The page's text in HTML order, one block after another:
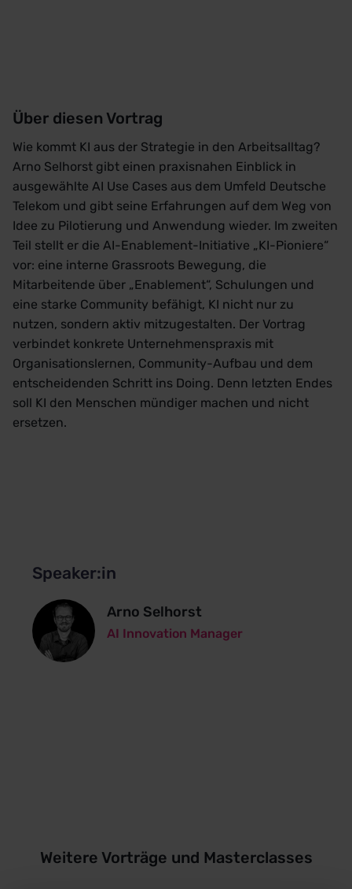
Über diesen Vortrag
Wie kommt KI aus der Strategie in den Arbeitsalltag?
Arno Selhorst gibt einen praxisnahen Einblick in
ausgewählte AI Use Cases aus dem Umfeld Deutsche
Telekom und gibt seine Erfahrungen auf dem Weg von
Idee zu Pilotierung und Anwendung wieder. Im zweiten
Teil stellt er die AI-Enablement-Initiative „KI-Pioniere“
vor: eine interne Grassroots Bewegung, die
Mitarbeitende über „Enablement“, Schulungen und
eine starke Community befähigt, KI nicht nur zu
nutzen, sondern aktiv mitzugestalten. Der Vortrag
verbindet konkrete Unternehmenspraxis mit
Organisationslernen, Community-Aufbau und dem
entscheidenden Schritt ins Doing. Denn letzten Endes
soll KI den Menschen mündiger machen und nicht
ersetzen.
Speaker:in
Arno Selhorst
AI Innovation Manager
Weitere Vorträge und Masterclasses